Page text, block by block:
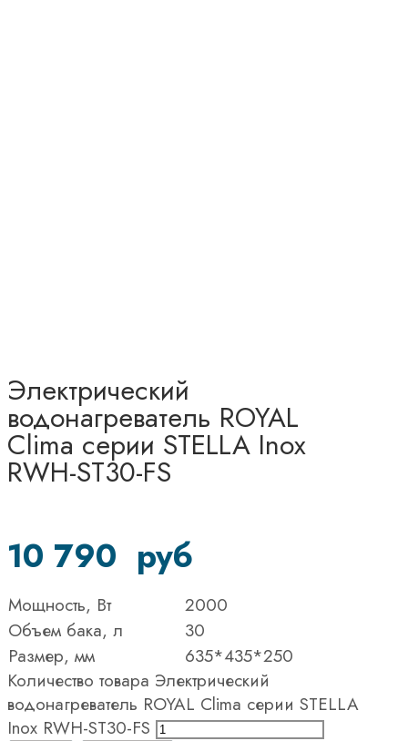
Электрический
водонагреватель ROYAL
Clima cерии STELLA Inox
RWH-ST30-FS
10 790 руб
Мощность, Вт
2000
Объем бака, л
30
Размер, мм
635*435*250
Количество товара Электрический
водонагреватель ROYAL Clima cерии STELLA
Inox RWH-ST30-FS